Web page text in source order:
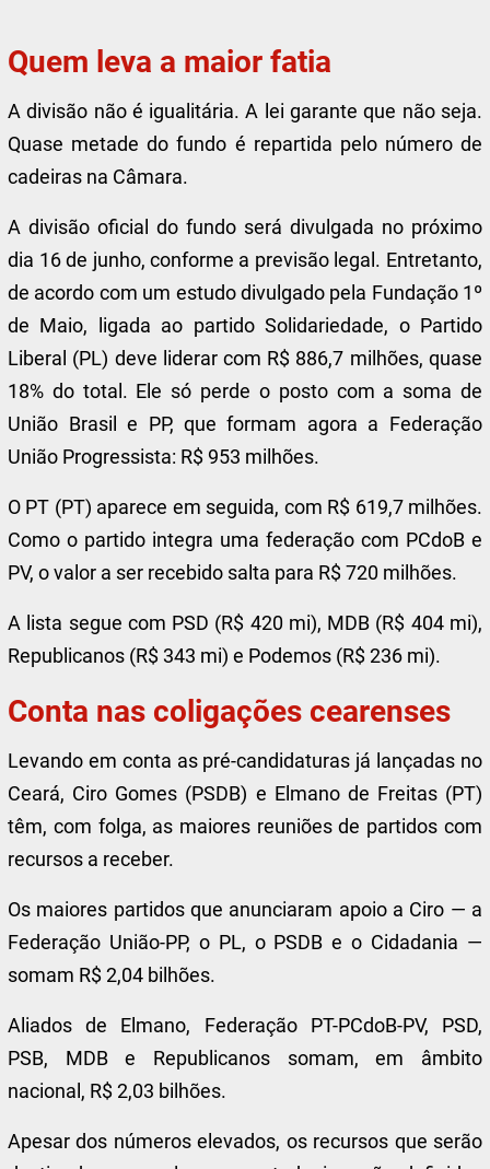
Quem leva a maior fatia
A divisão não é igualitária. A lei garante que não seja.
Quase metade do fundo é repartida pelo número de
cadeiras na Câmara.
A divisão oficial do fundo será divulgada no próximo
dia 16 de junho, conforme a previsão legal. Entretanto,
de acordo com um estudo divulgado pela Fundação 1º
de Maio, ligada ao partido Solidariedade, o Partido
Liberal (PL) deve liderar com R$ 886,7 milhões, quase
18% do total. Ele só perde o posto com a soma de
União Brasil e PP, que formam agora a Federação
União Progressista: R$ 953 milhões.
O PT (PT) aparece em seguida, com R$ 619,7 milhões.
Como o partido integra uma federação com PCdoB e
PV, o valor a ser recebido salta para R$ 720 milhões.
A lista segue com PSD (R$ 420 mi), MDB (R$ 404 mi),
Republicanos (R$ 343 mi) e Podemos (R$ 236 mi).
Conta nas coligações cearenses
Levando em conta as pré-candidaturas já lançadas no
Ceará, Ciro Gomes (PSDB) e Elmano de Freitas (PT)
têm, com folga, as maiores reuniões de partidos com
recursos a receber.
Os maiores partidos que anunciaram apoio a Ciro — a
Federação União-PP, o PL, o PSDB e o Cidadania —
somam R$ 2,04 bilhões.
Aliados de Elmano, Federação PT-PCdoB-PV, PSD,
PSB, MDB e Republicanos somam, em âmbito
nacional, R$ 2,03 bilhões.
Apesar dos números elevados, os recursos que serão